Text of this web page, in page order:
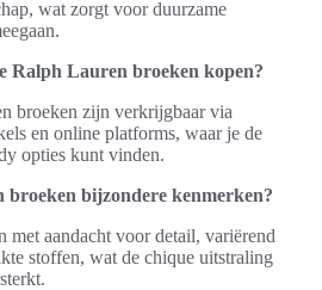
wat zorgt voor duurzame
Ralph Lauren broeken kopen?
broeken zijn verkrijgbaar via
en online platforms, waar je de
opties kunt vinden.
bijzondere kenmerken?
met aandacht voor detail, variërend
stoffen, wat de chique uitstraling